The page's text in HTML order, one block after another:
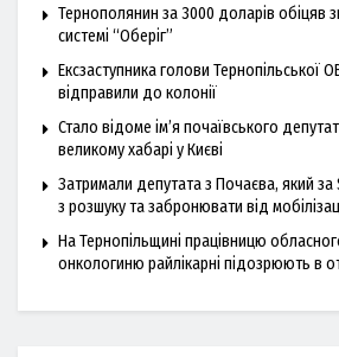
Тернополянин за 3000 доларів обіцяв
системі “Оберіг”
Ексзаступника голови Тернопільської
відправили до колонії
Стало відоме ім’я почаївського
великому хабарі у Києві
Затримали депутата з Почаєва, який за
з розшуку та забронювати від
На Тернопільщині працівницю
онкологиню райлікарні підозрюють в